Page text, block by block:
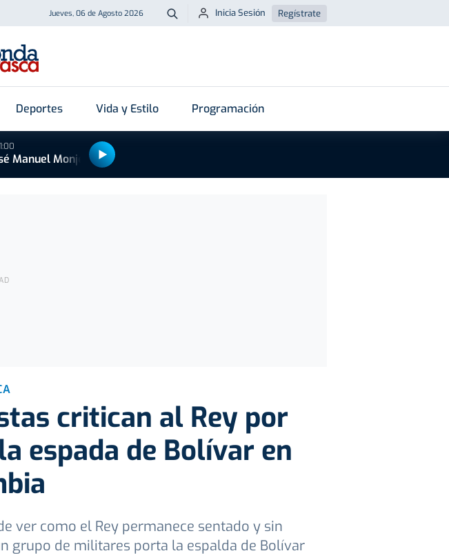
Jueves, 06 de Agosto 2026 Buscar
Inicia Sesión Regístrate
Deportes Vida y Estilo Programación
Manuel Monje
critican al Rey por
espada de Bolívar en
ver como el Rey permanece sentado y sin
grupo de militares porta la espalda de Bolívar